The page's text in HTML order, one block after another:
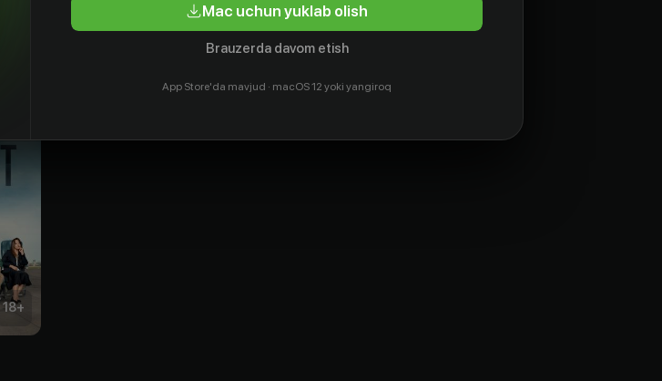
18+
Mac uchun yuklab olish
Brauzerda davom etish
App Store'da mavjud · macOS 12 yoki yangiroq